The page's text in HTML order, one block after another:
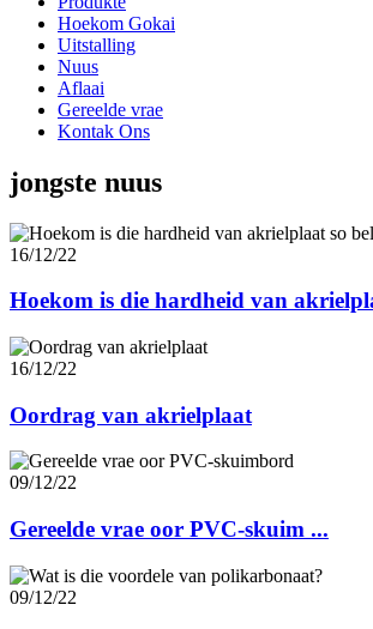
Hoekom Gokai
Uitstalling
Nuus
Aflaai
Gereelde vrae
Kontak Ons
jongste nuus
16/12/22
Hoekom is die hardheid van
16/12/22
Oordrag van akrielplaat
09/12/22
Gereelde vrae oor PVC-skuim ...
09/12/22